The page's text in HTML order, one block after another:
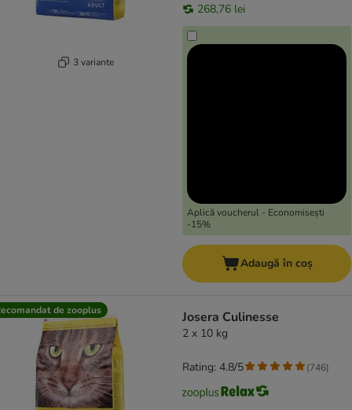
3 variante
268,76 lei
Aplică voucherul - Economisești
-15%
Adaugă în coș
de zooplus Josera Culinesse
2 x 10 kg
Rating: 4.8/5 (746)